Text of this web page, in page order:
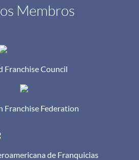
Membros
Franchise Council
Franchise Federation
de Franquicias